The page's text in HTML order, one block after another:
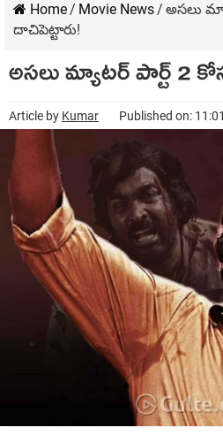
Home/ Movie News/ అసలు
దాచిపెట్టారు!
అసలు మ్యాటర్ పార్ట్ 2
Article by Kumar Published on: